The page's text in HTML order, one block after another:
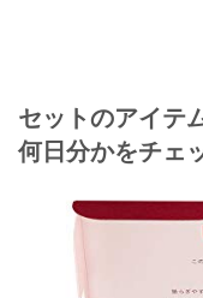
セットのアイテ
何日分かをチェ